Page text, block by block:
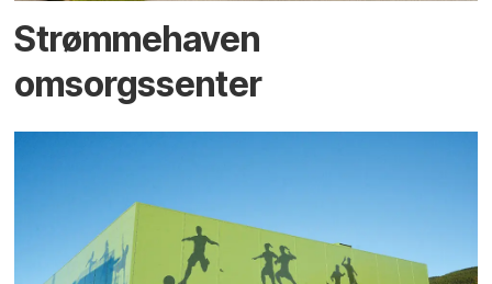
Strømmehaven
omsorgssenter